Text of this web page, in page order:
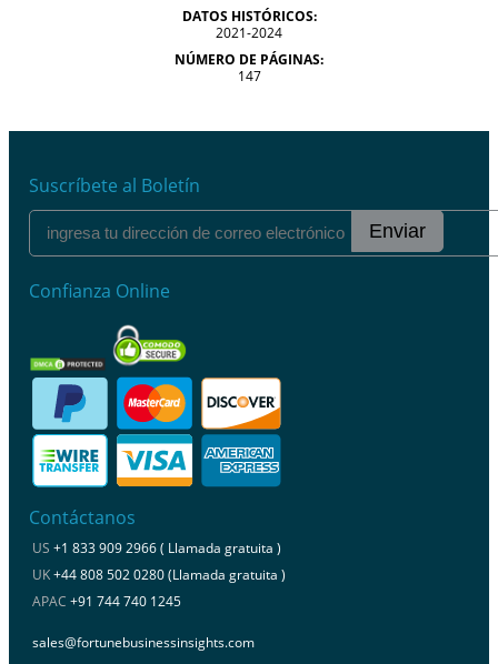
DATOS HISTÓRICOS:
2021-2024
NÚMERO DE PÁGINAS:
147
Suscríbete al Boletín
Enviar
Confianza Online
Contáctanos
US +1 833 909 2966 ( Llamada gratuita )
UK+44 808 502 0280 (Llamada gratuita )
APAC +91 744 740 1245
sales@fortunebusinessinsights.com